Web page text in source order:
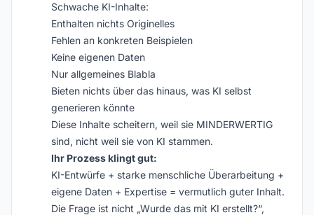
Schwache KI-Inhalte:
Enthalten nichts Originelles
Fehlen an konkreten Beispielen
Keine eigenen Daten
Nur allgemeines Blabla
Bieten nichts über das hinaus, was KI selbst
generieren könnte
Diese Inhalte scheitern, weil sie MINDERWERTIG
sind, nicht weil sie von KI stammen.
Ihr Prozess klingt gut:
KI-Entwürfe + starke menschliche Überarbeitung +
eigene Daten + Expertise = vermutlich guter Inhalt.
Die Frage ist nicht „Wurde das mit KI erstellt?“,